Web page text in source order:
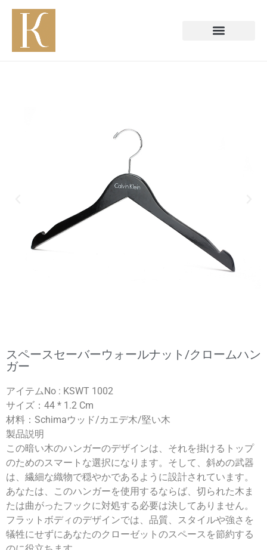
スペースセーバーウォールナット/クロームハン
ガー
アイテムNo : KSWT 1002
サイズ：44 * 1.2 Cm
材料：Schimaウッド/カエデ木/堅い木
製品説明
この暗い木のハンガーのデザインは、それを掛けるトップ
のためのスマートな選択になります。そして、斜めの武器
は、繊細な織物で穏やかであるように設計されています。
あなたは、このハンガーを使用するならば、切られた木ま
たは曲がったフックに対処する必要は決してありません。
フラットボディのデザインでは、品質、スタイルや強さを
犠牲にせずにあなたのクローゼットのスペースを節約する